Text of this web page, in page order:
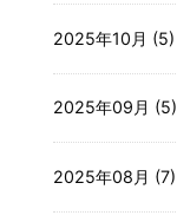
2025年10月 (5)
2025年09月 (5)
2025年08月 (7)